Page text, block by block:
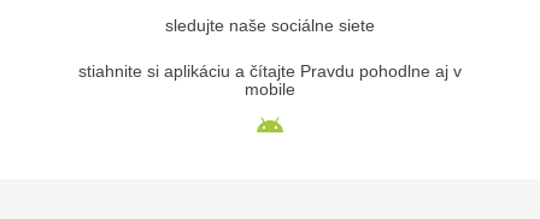
sledujte naše sociálne siete
stiahnite si aplikáciu a čítajte Pravdu pohodlne aj v
mobile